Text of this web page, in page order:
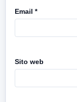
Email *
Sito web